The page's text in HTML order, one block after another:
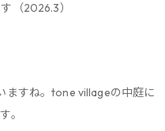
（2026.3）
ますね。tone villageの中庭に
。